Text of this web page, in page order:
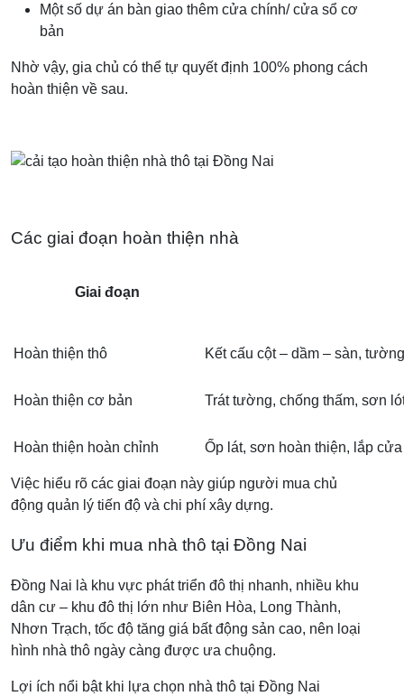
Một số dự án bàn giao thêm cửa chính/ cửa sổ cơ
bản
Nhờ vậy, gia chủ có thể tự quyết định 100% phong cách
hoàn thiện về sau.
Các giai đoạn hoàn thiện nhà
Giai đoạn
Hoàn thiện thô Kết cấu cột – dầm – sàn,
Hoàn thiện cơ bản Trát tường, chống thấm, sơn
Hoàn thiện hoàn chỉnh Ốp lát, sơn hoàn thiện, lắp
Việc hiểu rõ các giai đoạn này giúp người mua chủ
động quản lý tiến độ và chi phí xây dựng.
Ưu điểm khi mua nhà thô tại Đồng Nai
Đồng Nai là khu vực phát triển đô thị nhanh, nhiều khu
dân cư – khu đô thị lớn như Biên Hòa, Long Thành,
Nhơn Trạch, tốc độ tăng giá bất động sản cao, nên loại
hình nhà thô ngày càng được ưa chuộng.
Lợi ích nổi bật khi lựa chọn nhà thô tại Đồng Nai